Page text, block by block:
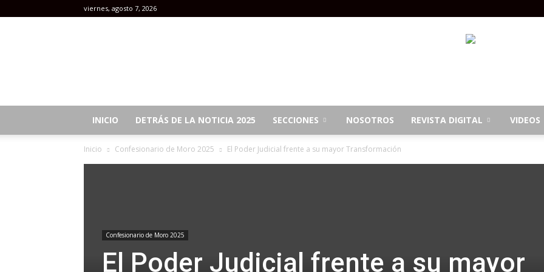
viernes, agosto 7, 2026
INICIO DETRÁS DE LA NOTICIA 2025 SECCIONES NOSOTROS REVISTA DIGITAL VIDEOS
Inicio Confesionario de Moro 2025 El Poder Judicial frente a su mayor Transformación
Confesionario de Moro 2025
El Poder Judicial frente a su mayor